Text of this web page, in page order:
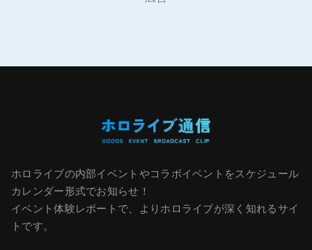
ホロライブの内部イベントやコラボイベントをスケジュール
カレンダー形式でお知らせ！
イベント体験レポートで、よりホロライブが深く知れるサイ
トです。